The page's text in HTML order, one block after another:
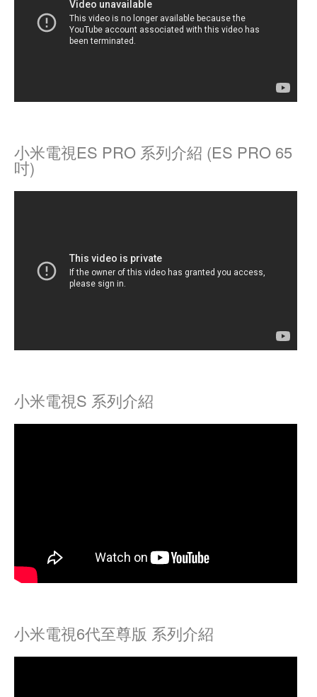
小米電視ES PRO 系列介紹 (ES PRO 65
吋)
小米電視S 系列介紹
小米電視6代至尊版 系列介紹